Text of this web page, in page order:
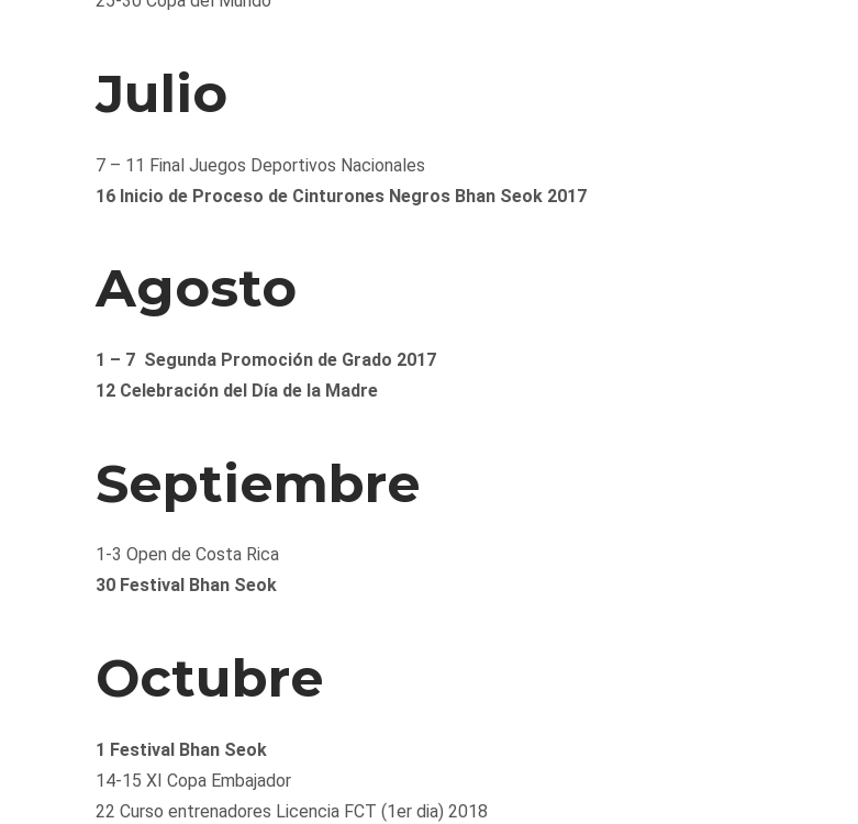
Julio
7 – 11 Final Juegos Deportivos Nacionales
16 Inicio de Proceso de Cinturones Negros Bhan Seok 2017
Agosto
1 – 7 Segunda Promoción de Grado 2017
12 Celebración del Día de la Madre
Septiembre
1-3 Open de Costa Rica
30 Festival Bhan Seok
Octubre
1 Festival Bhan Seok
14-15 XI Copa Embajador
22 Curso entrenadores Licencia FCT (1er dia) 2018